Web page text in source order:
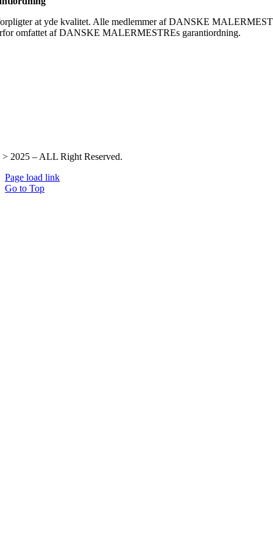
at yde kvalitet. Alle medlemmer af DANSKE
omfattet af DANSKE MALERMESTREs garantiordning.
> 2025 – ALL Right Reserved.
Page load link
Go to Top